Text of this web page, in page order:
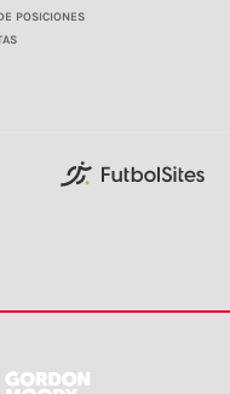
POSICIONES